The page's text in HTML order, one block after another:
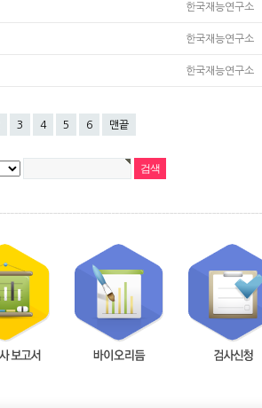
한국재능연구소
한국재능연구소
한국재능연구소
3 4 5 6 맨끝